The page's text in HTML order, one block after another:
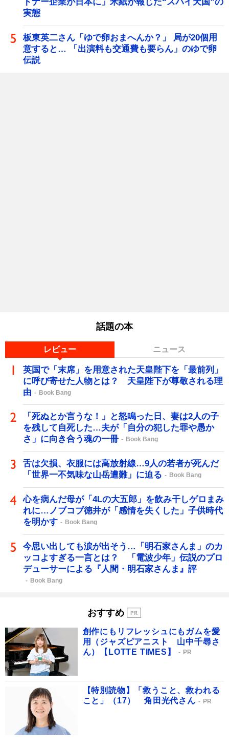
実態
板東英二さん「ゆで卵おまへんか？」 局が20個用
意すると… 「出演料も交通費も要らん」のゆで卵
伝説
話題の本
レビュー ニュース
英国で「末席」を用意された天皇陛下を「最前列」
に呼び寄せた人物とは？ 天皇陛下が尊敬される理
由
Book Bang
「死ぬとか言うな！」と怒鳴った日、妻は2人の子
を残して自死した…夫が「自分の犯した罪や愚か
さ」に向き合う魂の一冊
Book Bang
舌は欠損、衣服には高放射線…9人の若者が死んだ
「世界一不気味な山岳遭難」に迫る
Book Bang
心を病んだ母が「4Lの大五郎」を飲み干しゲロまみ
れに…ノブコブ徳井が「感情を失くした」子供時代
を明かす
Book Bang
今思い出しても涙が出そう…「明石家さんま」のカ
ッコよすぎる一言とは？ 「電波少年」伝説のプロ
デューサーによる『人間・明石家さんま』評
Book Bang
おすすめ
創作にもリフレッシュにもガムを愛
用（ジャズピアニスト 山中千尋さ
ん）【LOTTE TIMES】
PR
【特別読物】「救うこと、救われる
こと」（17） 角田光代さん
PR